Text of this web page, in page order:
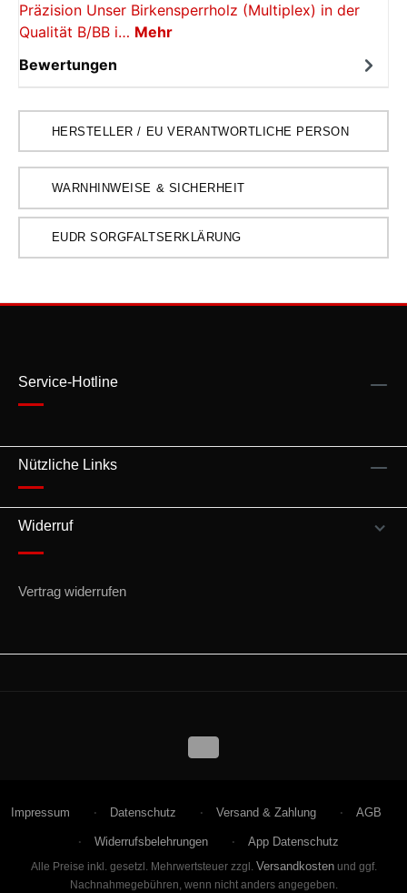
Präzision Unser Birkensperrholz (Multiplex) in der
Qualität B/BB i… Mehr
Bewertungen
HERSTELLER / EU VERANTWORTLICHE PERSON
WARNHINWEISE & SICHERHEIT
EUDR SORGFALTSERKLÄRUNG
Service-Hotline
Nützliche Links
Widerruf
Vertrag widerrufen
Impressum Datenschutz Versand & Zahlung AGB
Widerrufsbelehrungen App Datenschutz
Alle Preise inkl. gesetzl. Mehrwertsteuer zzgl. Versandkostenund ggf.
Nachnahmegebühren, wenn nicht anders angegeben.